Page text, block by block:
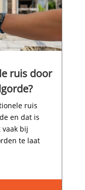
ruis door
ruis
en dat is
bij
te laat